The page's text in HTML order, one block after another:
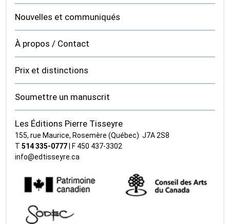
Nouvelles et communiqués
À propos / Contact
Prix et distinctions
Soumettre un manuscrit
Les Éditions Pierre Tisseyre
155, rue Maurice, Rosemère (Québec) J7A 2S8
T514 335‑0777 | F 450 437‑3302
info@edtisseyre.ca